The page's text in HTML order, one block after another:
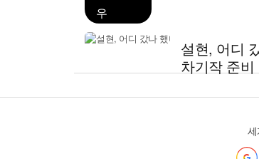
우
설현, 어디
차기작 준비